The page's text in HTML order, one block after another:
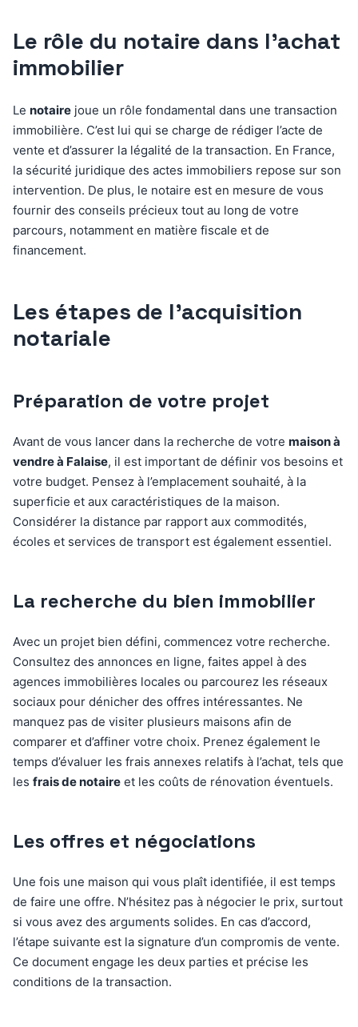
Le rôle du notaire dans l’achat
immobilier
Le notaire joue un rôle fondamental dans une transaction
immobilière. C’est lui qui se charge de rédiger l’acte de
vente et d’assurer la légalité de la transaction. En France,
la sécurité juridique des actes immobiliers repose sur son
intervention. De plus, le notaire est en mesure de vous
fournir des conseils précieux tout au long de votre
parcours, notamment en matière fiscale et de
financement.
Les étapes de l’acquisition
notariale
Préparation de votre projet
Avant de vous lancer dans la recherche de votre maison à
vendre à Falaise, il est important de définir vos besoins et
votre budget. Pensez à l’emplacement souhaité, à la
superficie et aux caractéristiques de la maison.
Considérer la distance par rapport aux commodités,
écoles et services de transport est également essentiel.
La recherche du bien immobilier
Avec un projet bien défini, commencez votre recherche.
Consultez des annonces en ligne, faites appel à des
agences immobilières locales ou parcourez les réseaux
sociaux pour dénicher des offres intéressantes. Ne
manquez pas de visiter plusieurs maisons afin de
comparer et d’affiner votre choix. Prenez également le
temps d’évaluer les frais annexes relatifs à l’achat, tels que
les frais de notaire et les coûts de rénovation éventuels.
Les offres et négociations
Une fois une maison qui vous plaît identifiée, il est temps
de faire une offre. N’hésitez pas à négocier le prix, surtout
si vous avez des arguments solides. En cas d’accord,
l’étape suivante est la signature d’un compromis de vente.
Ce document engage les deux parties et précise les
conditions de la transaction.